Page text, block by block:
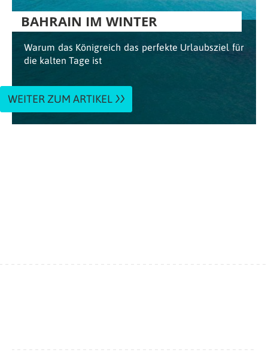
BAHRAIN IM WINTER
Warum das Königreich das perfekte Urlaubsziel für
die kalten Tage ist
WEITER ZUM ARTIKEL